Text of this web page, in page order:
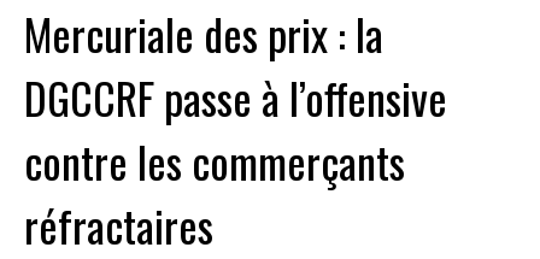
Mercuriale des prix : la
DGCCRF passe à l’offensive
contre les commerçants
réfractaires